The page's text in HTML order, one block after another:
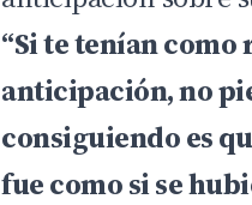
“Si te tenían como
anticipación, no
consiguiendo es
fue como si se